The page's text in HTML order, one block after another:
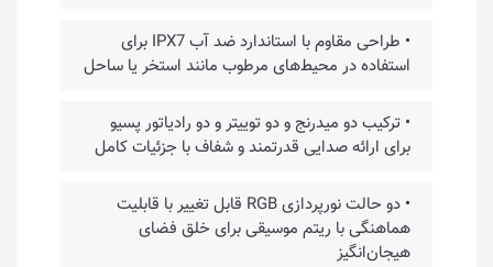
• طراحی مقاوم با استاندارد ضد آب IPX7 برای
استفاده در محیط‌های مرطوب مانند استخر یا ساحل
• ترکیب دو میدرنج و دو توییتر و دو رادیاتور پسیو
برای ارائه صدایی قدرتمند و شفاف با جزئیات کامل
• دو حالت نورپردازی RGB قابل تغییر با قابلیت
هماهنگی با ریتم موسیقی برای خلق فضای
هیجان‌انگیز